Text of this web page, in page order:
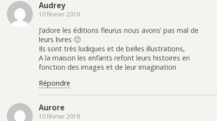
Audrey
10 février 2019
J’adore les éditions fleurus nous avons’ pas mal de
leurs livres 🙂
Ils sont très ludiques et de belles illustrations,
A la maison les enfants refont leurs histoires en
fonction des images et de leur imagination
Répondre
Aurore
10 février 2019